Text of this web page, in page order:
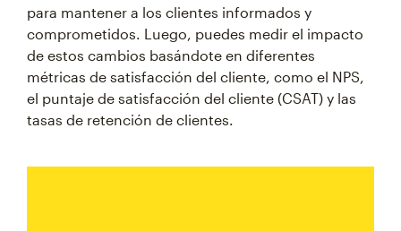
para mantener a los clientes informados y
comprometidos. Luego, puedes medir el impacto
de estos cambios basándote en diferentes
métricas de satisfacción del cliente, como el NPS,
el puntaje de satisfacción del cliente (CSAT) y las
tasas de retención de clientes.